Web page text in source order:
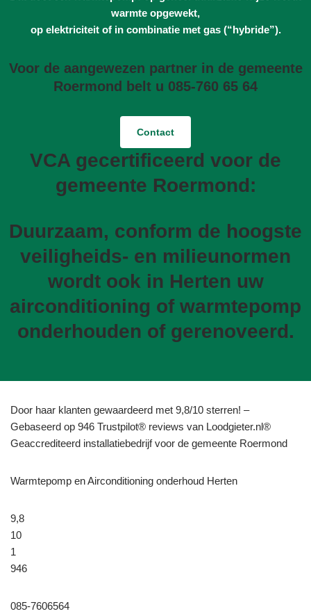
warmte opgewekt,
op elektriciteit of in combinatie met gas (“hybride”).
Voor de aangewezen partner in de gemeente
Roermond belt u 085-760 65 64
Contact
VCA gecertificeerd voor de
gemeente Roermond:
Duurzaam, conform de hoogste
veiligheids- en milieunormen
wordt ook in Herten uw
airconditioning of warmtepomp
onderhouden of gerenoveerd.
Door haar klanten gewaardeerd met 9,8/10 sterren! –
Gebaseerd op 946 Trustpilot® reviews van Loodgieter.nl®
Geaccrediteerd installatiebedrijf voor de gemeente Roermond
Warmtepomp en Airconditioning onderhoud Herten
9,8
10
1
946
085-7606564